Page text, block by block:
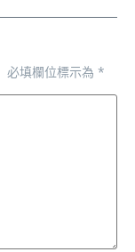
必填欄位標示為 *